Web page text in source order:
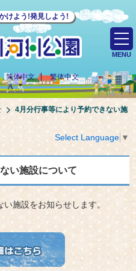
けよう!発見しよう!
简体中文 繁体中文
MENU
4月分行事等により予約できない施
Select Language ▼
い施設について
施設をお知らせします。